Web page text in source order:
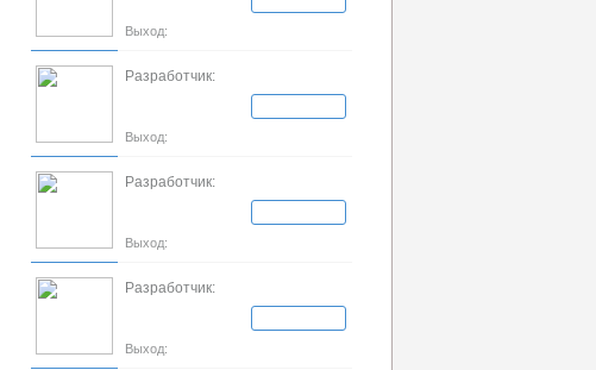
Выход:
Разработчик:
Выход:
Разработчик:
Выход:
Разработчик:
Выход: